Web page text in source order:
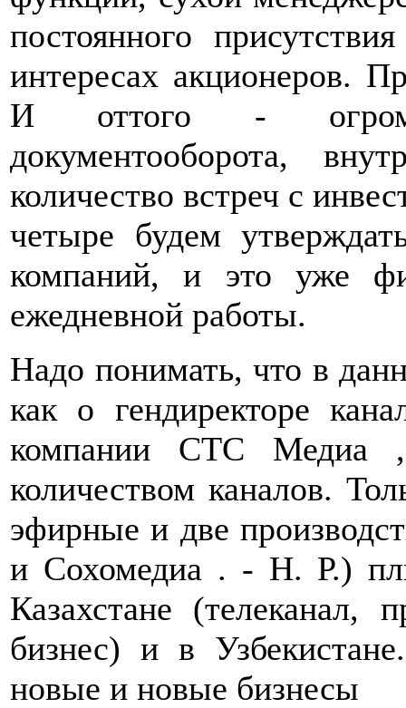
постоянного
интересах акционеров.
И оттого -
документооборота,
количество встреч с
четыре будем
компаний, и это уже
ежедневной работы.
Надо понимать, что в
как о гендиректоре
компании СТС Медиа ,
количеством каналов.
эфирные и две
и Сохомедиа . - Н. Р.)
Казахстане (телеканал,
бизнес) и в
новые и новые бизнесы